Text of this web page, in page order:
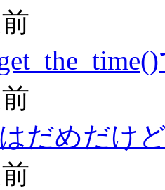
だめだけ